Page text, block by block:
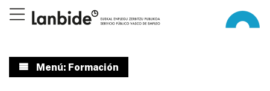
Menú: Formación